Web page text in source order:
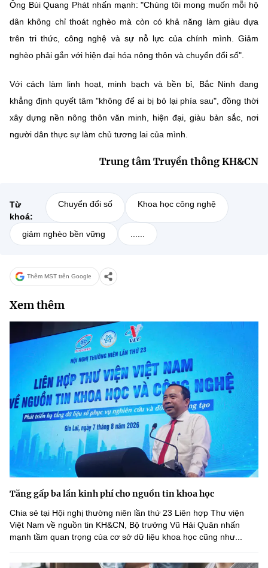
Ông Bùi Quang Phát nhấn mạnh: "Chúng tôi mong muốn mỗi hộ
dân không chỉ thoát nghèo mà còn có khả năng làm giàu dựa
trên tri thức, công nghệ và sự nỗ lực của chính mình. Giảm
nghèo phải gắn với hiện đại hóa nông thôn và chuyển đổi số".
Với cách làm linh hoạt, minh bạch và bền bỉ, Bắc Ninh đang
khẳng định quyết tâm "không để ai bị bỏ lại phía sau", đồng thời
xây dựng nền nông thôn văn minh, hiện đại, giàu bản sắc, nơi
người dân thực sự làm chủ tương lai của mình.
Trung tâm Truyền thông KH&CN
Từ
khoá:
Chuyển đổi số Khoa học công nghệ
giảm nghèo bền vững
Thêm MST trên Google
Xem thêm
Tăng gấp ba lần kinh phí cho nguồn tin khoa học
Chia sẻ tại Hội nghị thường niên lần thứ 23 Liên hợp Thư viện
Việt Nam về nguồn tin KH&CN, Bộ trưởng Vũ Hải Quân nhấn
mạnh tầm quan trọng của cơ sở dữ liệu khoa học cũng như...